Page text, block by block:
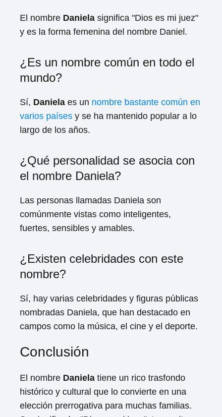
El nombre Daniela significa "Dios es mi juez"
y es la forma femenina del nombre Daniel.
¿Es un nombre común en todo el
mundo?
Sí, Daniela es un nombre bastante común en
varios países y se ha mantenido popular a lo
largo de los años.
¿Qué personalidad se asocia con
el nombre Daniela?
Las personas llamadas Daniela son
comúnmente vistas como inteligentes,
fuertes, sensibles y amables.
¿Existen celebridades con este
nombre?
Sí, hay varias celebridades y figuras públicas
nombradas Daniela, que han destacado en
campos como la música, el cine y el deporte.
Conclusión
El nombre Daniela tiene un rico trasfondo
histórico y cultural que lo convierte en una
elección prerrogativa para muchas familias.